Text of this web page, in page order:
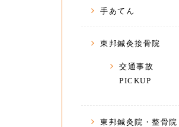
手あてん
東邦鍼灸接骨院
交通事故
PICKUP
東邦鍼灸院・整骨院